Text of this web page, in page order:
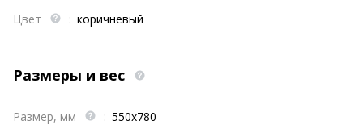
Цвет : коричневый
Размеры и вес
Размер, мм : 550x780